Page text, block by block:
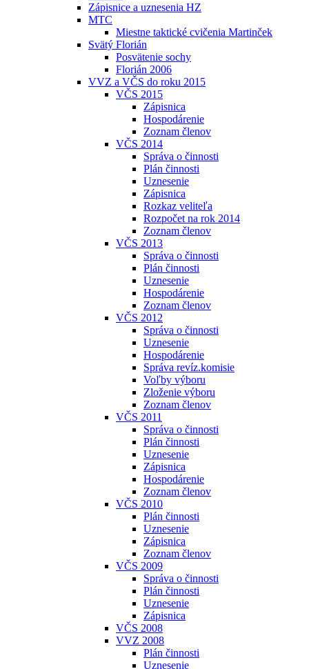
Zápisnice a uznesenia HZ
MTC
Miestne taktické cvičenia Martinček
Svätý Florián
Posvätenie sochy
Florián 2006
VVZ a VČS do roku 2015
VČS 2015
Zápisnica
Hospodárenie
Zoznam členov
VČS 2014
Správa o činnosti
Plán činnosti
Uznesenie
Zápisnica
Rozkaz veliteľa
Rozpočet na rok 2014
Zoznam členov
VČS 2013
Správa o činnosti
Plán činnosti
Uznesenie
Hospodárenie
Zoznam členov
VČS 2012
Správa o činnosti
Uznesenie
Hospodárenie
Správa revíz.komisie
Voľby výboru
Zloženie výboru
Zoznam členov
VČS 2011
Správa o činnosti
Plán činnosti
Uznesenie
Zápisnica
Hospodárenie
Zoznam členov
VČS 2010
Plán činnosti
Uznesenie
Zápisnica
Zoznam členov
VČS 2009
Správa o činnosti
Plán činnosti
Uznesenie
Zápisnica
VČS 2008
VVZ 2008
Plán činnosti
Uznesenie